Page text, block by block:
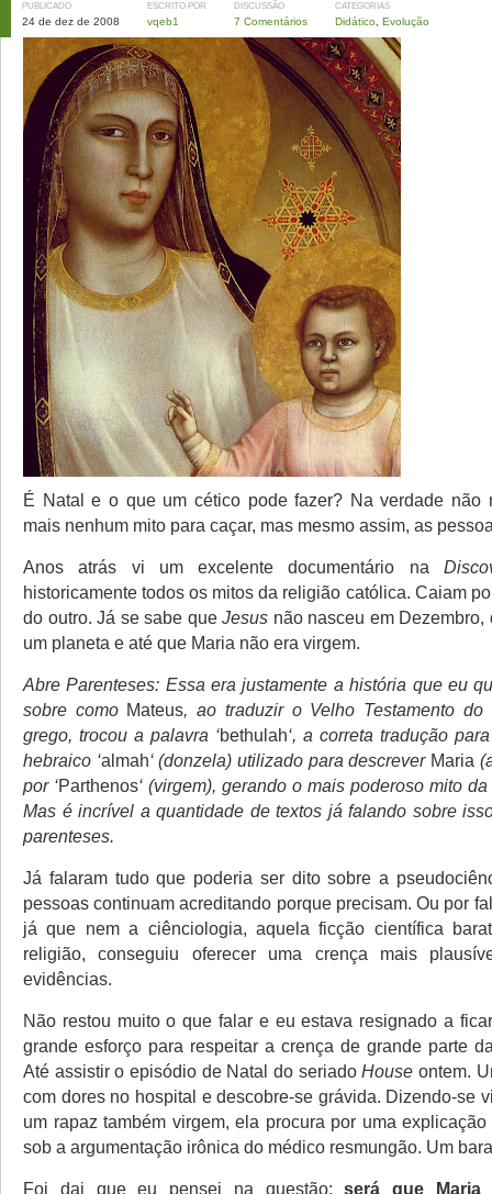
PUBLICADO
24 de dez de 2008
ESCRITO POR
vqeb1
DISCUSSÃO
7 Comentários
CATEGORIAS
Didático Evolução
É Natal e o que um cético pode fazer? Na verdade não
mais nenhum mito para caçar, mas mesmo assim, as
Anos atrás vi um excelente documentário na
historicamente todos os mitos da religião católica. Caiam
do outro. Já se sabe que Jesus não nasceu em Dezembro,
um planeta e até que Maria não era virgem.
Abre Parenteses: Essa era justamente a história que eu
sobre como Mateus, ao traduzir o Velho Testamento do
grego, trocou a palavra ‘bethulah‘, a correta tradução
hebraico ‘almah‘ (donzela) utilizado para descrever Maria
por ‘Parthenos‘ (virgem), gerando o mais poderoso mito
Mas é incrível a quantidade de textos já falando sobre
parenteses.
Já falaram tudo que poderia ser dito sobre a
pessoas continuam acreditando porque precisam. Ou por
já que nem a ciênciologia, aquela ficção científica
religião, conseguiu oferecer uma crença mais
evidências.
Não restou muito o que falar e eu estava resignado a
grande esforço para respeitar a crença de grande parte
Até assistir o episódio de Natal do seriadoHouse ontem.
com dores no hospital e descobre-se grávida. Dizendo-se
um rapaz também virgem, ela procura por uma
sob a argumentação irônica do médico resmungão. Um
Foi dai que eu pensei na questão:será que Maria